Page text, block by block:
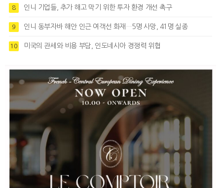
8 인니 기업들, 추가 해고 막기 위한 투자 환경 개선 촉구
9 인니 동부자바 해안 인근 여객선 화재…5명 사망, 41명 실종
10 미국의 관세와 비용 부담, 인도네시아 경쟁력 위협